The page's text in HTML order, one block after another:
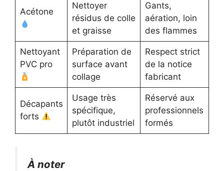
Acétone
Nettoyer
résidus de colle
et graisse
Gants,
aération, loin
des flammes
Nettoyant
PVC pro
Préparation de
surface avant
collage
Respect strict
de la notice
fabricant
Décapants
forts
Usage très
spécifique,
plutôt industriel
Réservé aux
professionnels
formés
À noter